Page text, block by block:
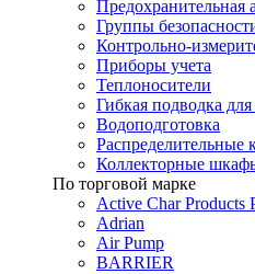
Предохранительная
Группы
Контрольно-
Приборы учета
Теплоносители
Гибкая подводка
Водоподготовка
Распределительные
Коллекторные
По торговой марке
Active Char
Adrian
Air Pump
BARRIER